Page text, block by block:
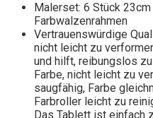
Malerset: 6 Stück
Farbwalzenrahmen
Vertrauenswürdige
nicht leicht zu
und hilft, reibungslos
Farbe, nicht leicht zu
saugfähig, Farbe
Farbroller leicht zu
Das Tablett ist einfach